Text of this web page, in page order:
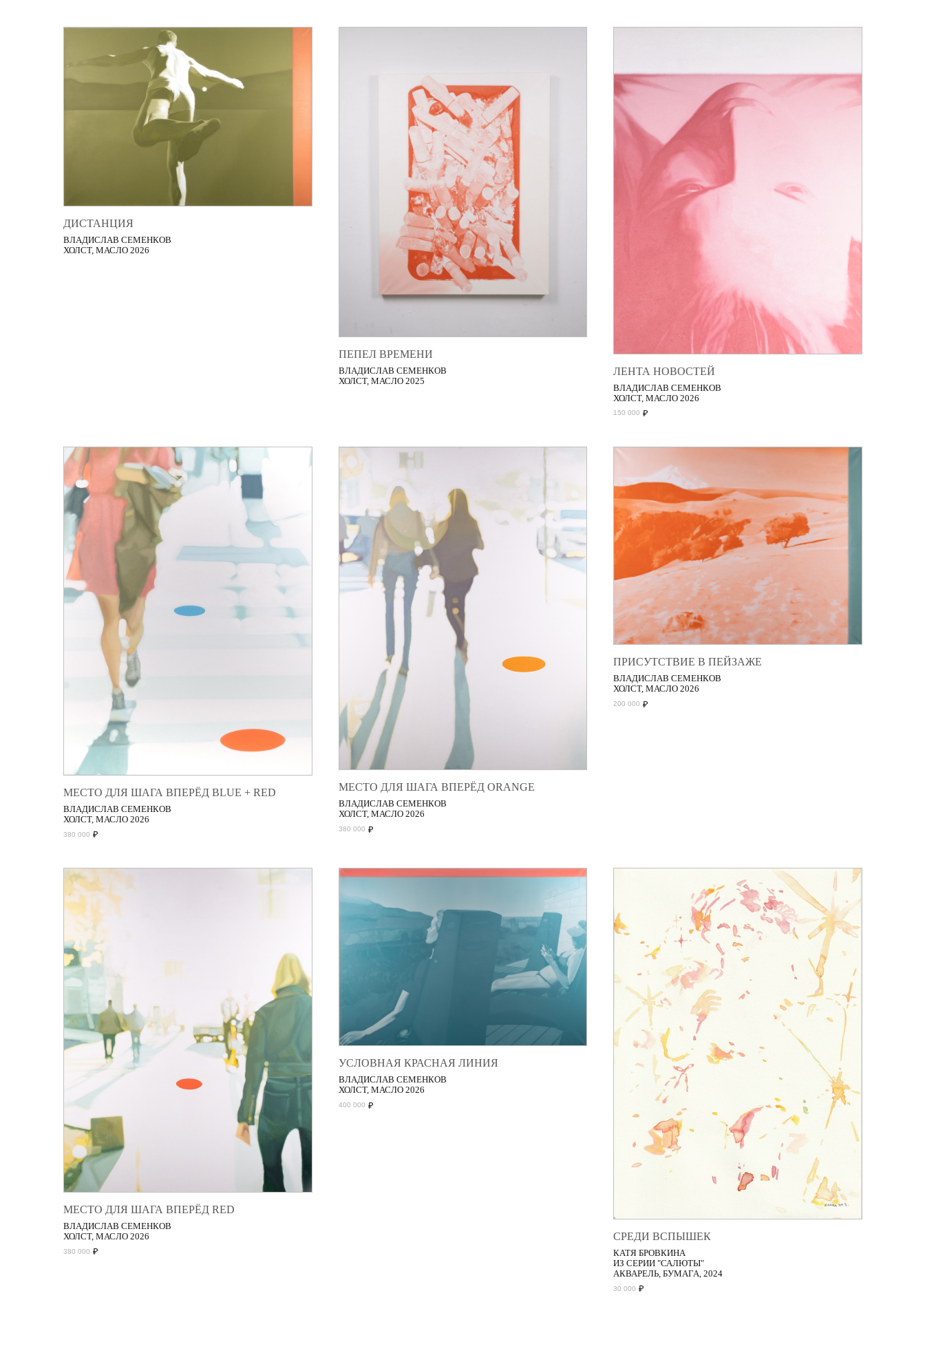
ДИСТАНЦИЯ
ВЛАДИСЛАВ СЕМЕНКОВ
ХОЛСТ, МАСЛО 2026
ПЕПЕЛ ВРЕМЕНИ
ВЛАДИСЛАВ СЕМЕНКОВ
ХОЛСТ, МАСЛО 2025
ЛЕНТА НОВОСТЕЙ
ВЛАДИСЛАВ СЕМЕНКОВ
ХОЛСТ, МАСЛО 2026
150 000 ₽
МЕСТО ДЛЯ ШАГА ВПЕРЁД BLUE + RED
ВЛАДИСЛАВ СЕМЕНКОВ
ХОЛСТ, МАСЛО 2026
380 000 ₽
МЕСТО ДЛЯ ШАГА ВПЕРЁД ORANGE
ВЛАДИСЛАВ СЕМЕНКОВ
ХОЛСТ, МАСЛО 2026
380 000 ₽
ПРИСУТСТВИЕ В ПЕЙЗАЖЕ
ВЛАДИСЛАВ СЕМЕНКОВ
ХОЛСТ, МАСЛО 2026
200 000 ₽
МЕСТО ДЛЯ ШАГА ВПЕРЁД RED
ВЛАДИСЛАВ СЕМЕНКОВ
ХОЛСТ, МАСЛО 2026
380 000 ₽
УСЛОВНАЯ КРАСНАЯ ЛИНИЯ
ВЛАДИСЛАВ СЕМЕНКОВ
ХОЛСТ, МАСЛО 2026
400 000 ₽
СРЕДИ ВСПЫШЕК
КАТЯ БРОВКИНА
ИЗ СЕРИИ "САЛЮТЫ"
АКВАРЕЛЬ, БУМАГА, 2024
30 000 ₽